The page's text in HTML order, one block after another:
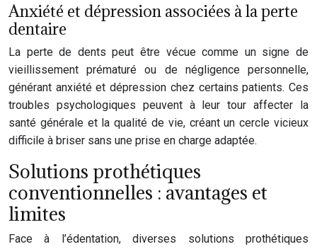
Anxiété et dépression associées à la perte
dentaire
La perte de dents peut être vécue comme un signe de
vieillissement prématuré ou de négligence personnelle,
générant anxiété et dépression chez certains patients. Ces
troubles psychologiques peuvent à leur tour affecter la
santé générale et la qualité de vie, créant un cercle vicieux
difficile à briser sans une prise en charge adaptée.
Solutions prothétiques
conventionnelles : avantages et
limites
Face à l’édentation, diverses solutions prothétiques